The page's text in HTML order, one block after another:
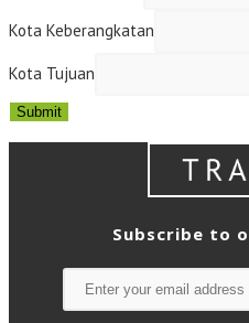
Kota Keberangkatan
Kota Tujuan
Submit
Subscribe to